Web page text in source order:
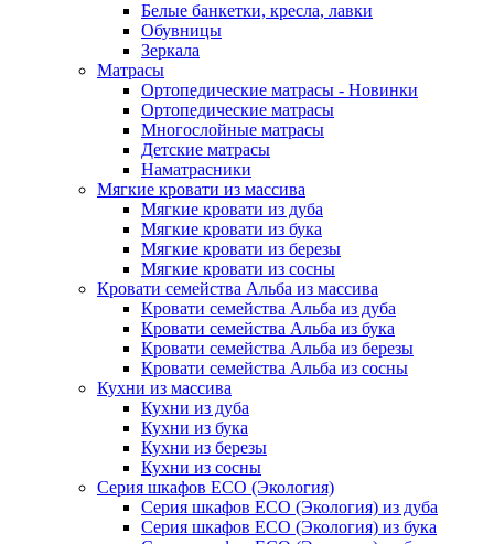
Белые банкетки, кресла, лавки
Обувницы
Зеркала
Матрасы
Ортопедические матрасы - Новинки
Ортопедические матрасы
Многослойные матрасы
Детские матрасы
Наматрасники
Мягкие кровати из массива
Мягкие кровати из дуба
Мягкие кровати из бука
Мягкие кровати из березы
Мягкие кровати из сосны
Кровати семейства Альба из массива
Кровати семейства Альба из дуба
Кровати семейства Альба из бука
Кровати семейства Альба из березы
Кровати семейства Альба из сосны
Кухни из массива
Кухни из дуба
Кухни из бука
Кухни из березы
Кухни из сосны
Серия шкафов ECO (Экология)
Серия шкафов ECO (Экология) из дуба
Серия шкафов ECO (Экология) из бука